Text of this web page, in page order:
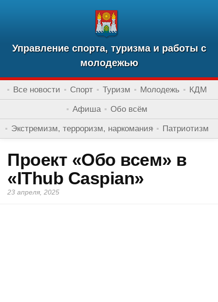
Управление спорта, туризма и работы с
молодежью
Все новости Спорт Туризм Молодежь КДМ
Афиша Обо всём
Экстремизм, терроризм, наркомания Патриотизм
Проект «Обо всем» в
«IThub Caspian»
23 апреля, 2025